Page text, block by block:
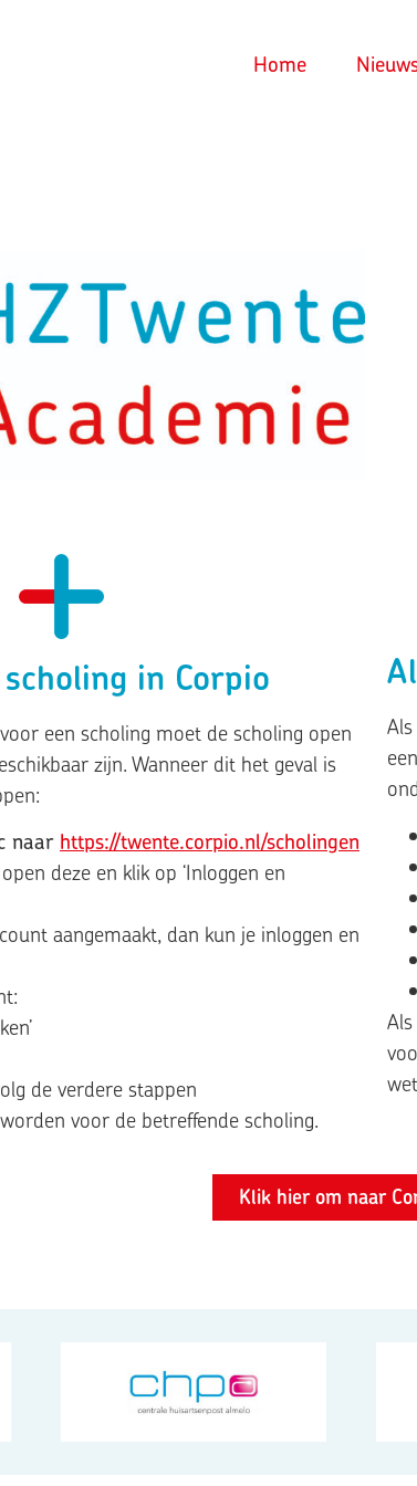
Home
in Corpio
een scholing moet de scholing open
zijn. Wanneer dit het geval is
naar https://twente.corpio.nl/scholingen
deze en klik op ‘Inloggen en
aangemaakt, dan kun je inloggen en
de verdere stappen
voor de betreffende scholing.
Klik hier om naar